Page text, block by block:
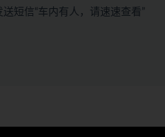
短信“车内有人，请速速查看”